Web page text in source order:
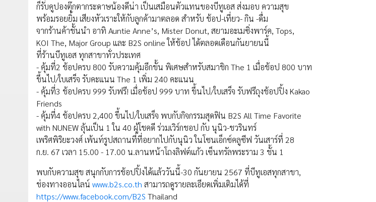
ก็รับคูปองตุ๊กตากระดาษน้องดีน่า เป็นเสมือนตัวแทนของบีทูเอส ส่งมอบ ความสุข
พร้อมรอยยิ้ม เสียงหัวเราะให้กับลูกค้ามาตลอด สำหรับ ช้อป-เที่ยว- กิน -ดื่ม
จากร้านค้าชั้นนำ อาทิ Auntie Anne’s, Mister Donut, สยามอะเมซิ่งพาร์ค, Tops,
KOI The, Major Group และ B2S online ให้ช้อป ได้ตลอดเดือนกันยายนนี้
ที่ร้านบีทูเอส ทุกสาขาทั่วประเทศ
- คุ้มที่2 ช้อปครบ 800 รับความคุ้มอีกขั้น พิเศษสำหรับสมาชิก The 1 เมื่อช้อป 800 บาท
ขึ้นไป/ใบเสร็จ รับคะแนน The 1 เพิ่ม 240 คะแนน
- คุ้มที่3 ช้อปครบ 999 รับฟรี! เมื่อช้อป 999 บาท ขึ้นไป/ใบเสร็จ รับฟรีถุงช้อปปิ้ง Kakao
Friends
- คุ้มที่4 ช้อปครบ 2,400 ขึ้นไป/ใบเสร็จ พบกับกิจกรรมสุดฟิน B2S All Time Favorite
with NUNEW ลุ้นเป็น 1 ใน 40 ผู้โชคดี ร่วมเวิร์กชอป กับ นุนิว-ชวรินทร์
เพริศพิริยะวงศ์ เพ้นท์รูปสถานที่ที่อยากไปกับนุนิว ในโซนเอ็กซ์คลูซีฟ วันเสาร์ที่ 28
ก.ย. 67 เวลา 15.00 - 17.00 น.ลานหน้าโถงลิฟต์แก้ว เซ็นทรัลพระราม 3 ชั้น 1
พบกับความสุข สนุกกับการช้อปปิ้งได้แล้ววันนี้-30 กันยายน 2567 ที่บีทูเอสทุกสาขา,
ช่องทางออนไลน์ www.b2s.co.th สามารถดูรายละเอียดเพิ่มเติมได้ที่
https://www.facebook.com/B2S Thailand